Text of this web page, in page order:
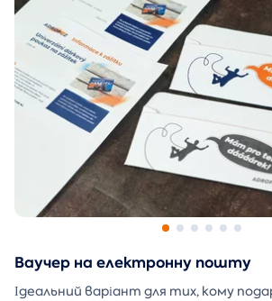
Ваучер на електронну пошту
Ідеальний варіант для тих, кому